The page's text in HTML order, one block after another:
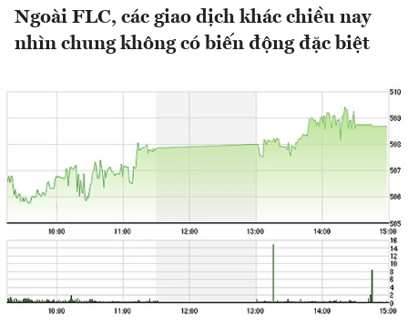
Ngoài FLC, các giao dịch khác chiều nay
nhìn chung không có biến động đặc biệt